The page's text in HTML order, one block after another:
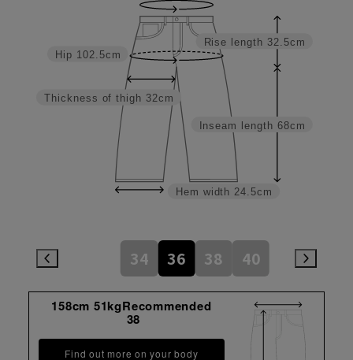
Inseam length 68cm
Rise length 32.5cm
Hem width 24.5cm
Thickness of thigh 32cm
Hip 102.5cm
34 36 38 40
158cm 51kgRecommended
38
Find out more on your body